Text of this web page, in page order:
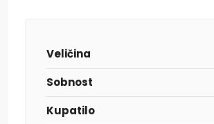
Veličina
Sobnost
Kupatilo